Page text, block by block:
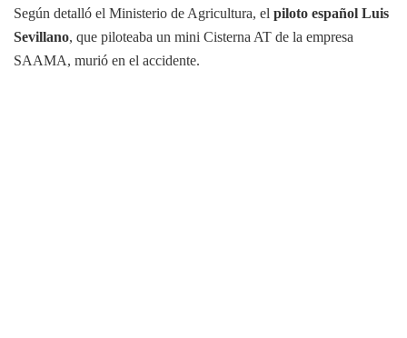
Según detalló el Ministerio de Agricultura, el piloto español Luis
Sevillano, que piloteaba un mini Cisterna AT de la empresa
SAAMA, murió en el accidente.